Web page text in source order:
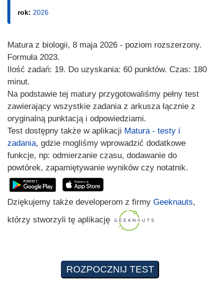
rok: 2026
Matura z biologii, 8 maja 2026 - poziom rozszerzony.
Formuła 2023.
Ilość zadań: 19. Do uzyskania: 60 punktów. Czas: 180
minut.
Na podstawie tej matury przygotowaliśmy pełny test
zawierający wszystkie zadania z arkusza łącznie z
oryginalną punktacją i odpowiedziami.
Test dostępny także w aplikacji Matura - testy i
zadania, gdzie mogliśmy wprowadzić dodatkowe
funkcje, np: odmierzanie czasu, dodawanie do
powtórek, zapamiętywanie wyników czy notatnik.
Dziękujemy także developerom z firmy Geeknauts,
którzy stworzyli tę aplikację